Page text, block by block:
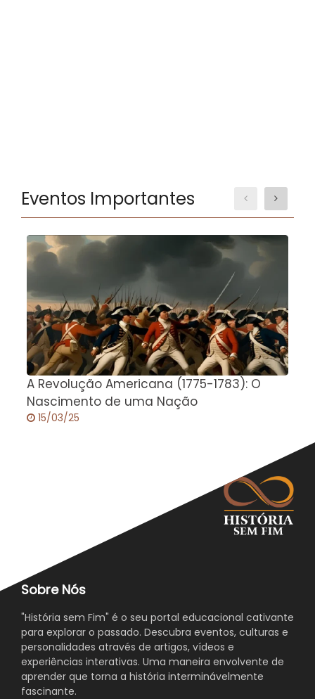
Eventos Importantes
A Revolução Americana (1775-1783): O
Nascimento de uma Nação
15/03/25
Sobre Nós
"História sem Fim" é o seu portal educacional cativante
para explorar o passado. Descubra eventos, culturas e
personalidades através de artigos, vídeos e
experiências interativas. Uma maneira envolvente de
aprender que torna a história interminávelmente
fascinante.